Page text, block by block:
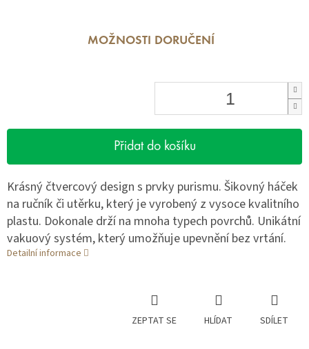
MOŽNOSTI DORUČENÍ
Přidat do košíku
Krásný čtvercový design s prvky purismu. Šikovný háček
na ručník či utěrku, který je vyrobený z vysoce kvalitního
plastu. Dokonale drží na mnoha typech povrchů. Unikátní
vakuový systém, který umožňuje upevnění bez vrtání.
Detailní informace
ZEPTAT SE HLÍDAT SDÍLET